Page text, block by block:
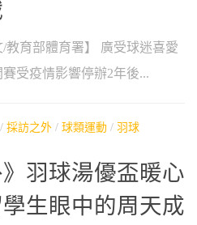
/教育部體育署】 廣受球迷喜愛
受疫情影響停辦2年後...
/ 採訪之外 / 球類運動 / 羽球
羽球湯優盃暖心
生眼中的周天成